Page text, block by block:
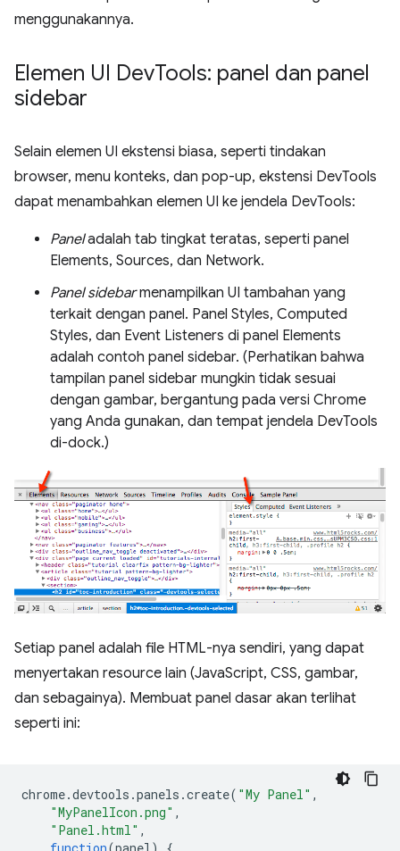
menggunakannya.
Elemen UI DevTools: panel dan panel
sidebar
Selain elemen UI ekstensi biasa, seperti tindakan
browser, menu konteks, dan pop-up, ekstensi DevTools
dapat menambahkan elemen UI ke jendela DevTools:
Paneladalah tab tingkat teratas, seperti panel
Elements, Sources, dan Network.
Panel sidebarmenampilkan UI tambahan yang
terkait dengan panel. Panel Styles, Computed
Styles, dan Event Listeners di panel Elements
adalah contoh panel sidebar. (Perhatikan bahwa
tampilan panel sidebar mungkin tidak sesuai
dengan gambar, bergantung pada versi Chrome
yang Anda gunakan, dan tempat jendela DevTools
di-dock.)
Setiap panel adalah file HTML-nya sendiri, yang dapat
menyertakan resource lain (JavaScript, CSS, gambar,
dan sebagainya). Membuat panel dasar akan terlihat
seperti ini:
chrome.devtools .panels .create( "My Panel" ,
"MyPanelIcon.png" ,
"Panel.html" ,